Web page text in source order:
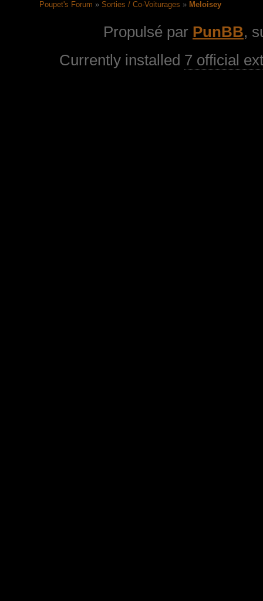
Poupet's Forum »Sorties / Co-Voiturages » Meloisey
Propulsé par PunBB,
Currently installed 7 official